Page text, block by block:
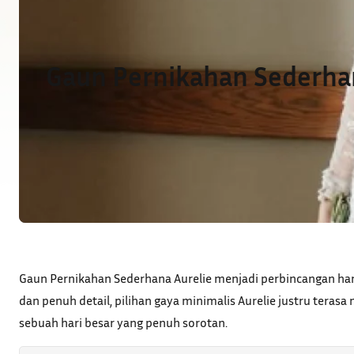
Gaun Pernikahan
Gaun Pernikahan Sederhana Aurelie menjadi perbincangan
dan penuh detail, pilihan gaya minimalis Aurelie justru
sebuah hari besar yang penuh sorotan.